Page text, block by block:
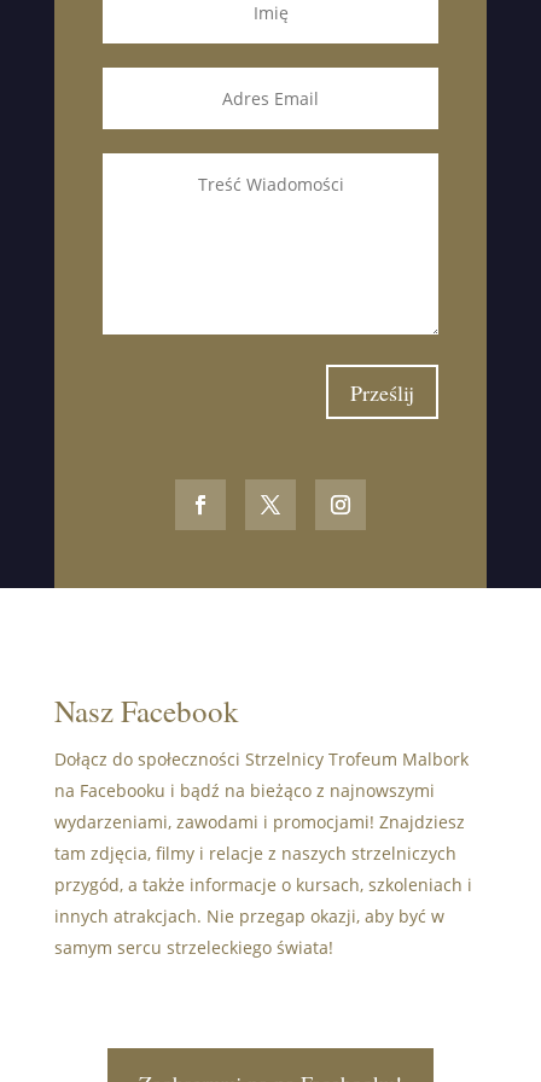
Prześlij
Nasz Facebook
Dołącz do społeczności Strzelnicy Trofeum Malbork
na Facebooku i bądź na bieżąco z najnowszymi
wydarzeniami, zawodami i promocjami! Znajdziesz
tam zdjęcia, filmy i relacje z naszych strzelniczych
przygód, a także informacje o kursach, szkoleniach i
innych atrakcjach. Nie przegap okazji, aby być w
samym sercu strzeleckiego świata!